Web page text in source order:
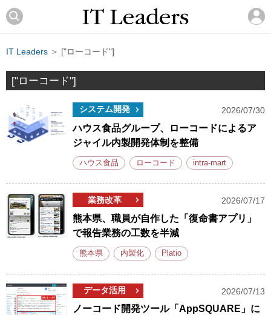
IT Leaders ＞ ["ローコード"]
["ローコード"]
システム開発 2026/07/30
ハウス食品グループ、ローコードによるア
ジャイル内製開発体制を整備
ハウス食品 ローコード intra-mart
業務改革 2026/07/17
熊本県、職員が自作した「復命書アプリ」
で報告業務の工数を半減
熊本県 内製化 Platio
データ活用 2026/07/13
ノーコード開発ツール「AppSQUARE」に